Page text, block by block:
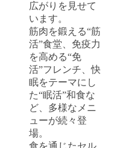
広がりを見せて
います。
筋肉を鍛える“筋
活”食堂、免疫力
を高める“免
活”フレンチ、快
眠をテーマにし
た“眠活”和食な
ど、多様なメニ
ューが続々登
場。